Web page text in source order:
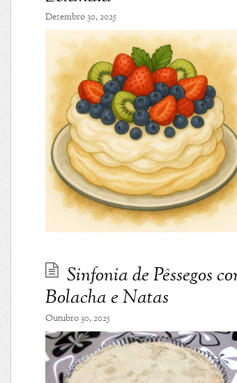
Dezembro 30, 2025
Sinfonia de Pêssegos
Bolacha e Natas
Outubro 30, 2025